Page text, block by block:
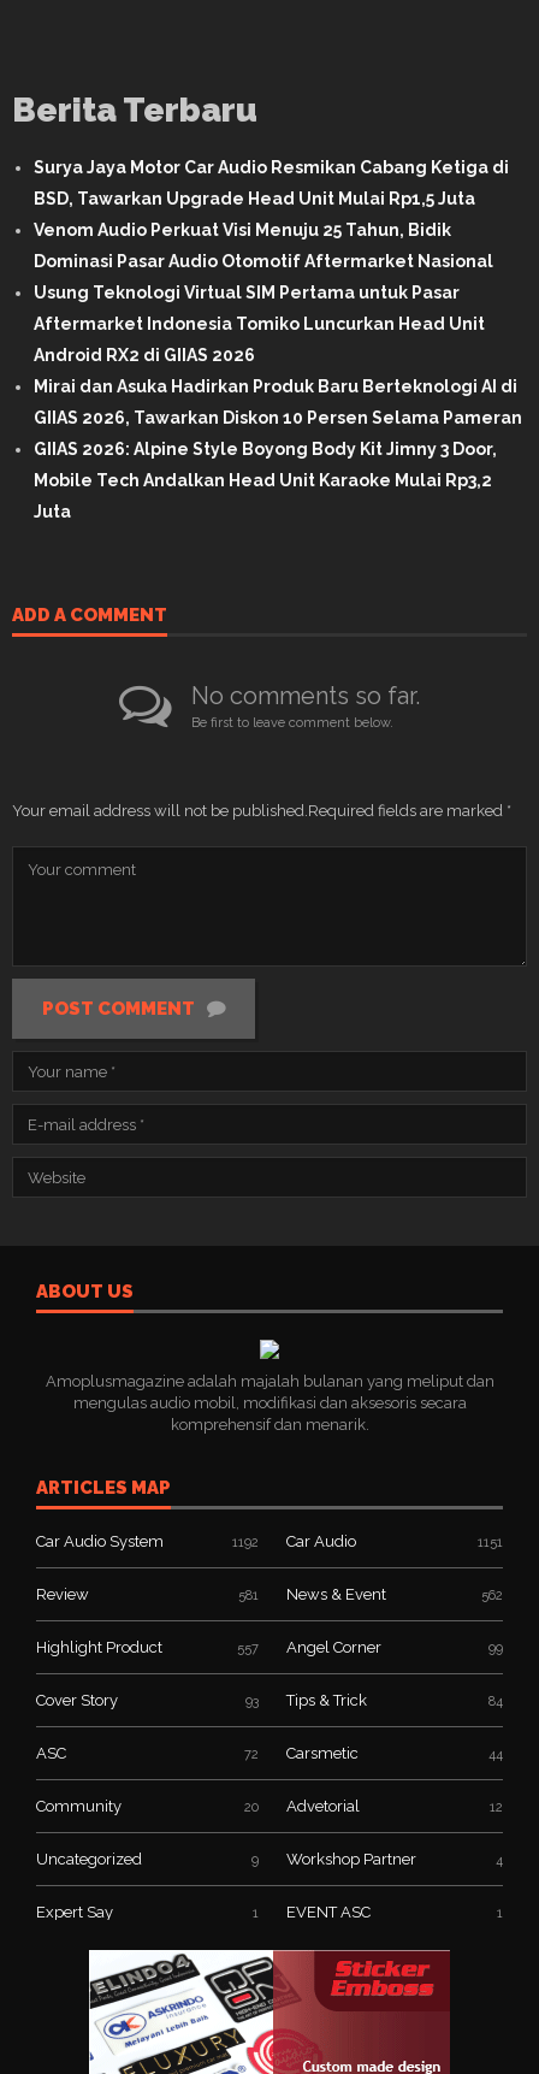
Berita Terbaru
Surya Jaya Motor Car Audio Resmikan Cabang Ketiga di
BSD, Tawarkan Upgrade Head Unit Mulai Rp1,5 Juta
Venom Audio Perkuat Visi Menuju 25 Tahun, Bidik
Dominasi Pasar Audio Otomotif Aftermarket Nasional
Usung Teknologi Virtual SIM Pertama untuk Pasar
Aftermarket Indonesia Tomiko Luncurkan Head Unit
Android RX2 di GIIAS 2026
Mirai dan Asuka Hadirkan Produk Baru Berteknologi AI di
GIIAS 2026, Tawarkan Diskon 10 Persen Selama Pameran
GIIAS 2026: Alpine Style Boyong Body Kit Jimny 3 Door,
Mobile Tech Andalkan Head Unit Karaoke Mulai Rp3,2
Juta
ADD A COMMENT
No comments so far.
Be first to leave comment below.
Your email address will not be published.Required fields are marked *
POST COMMENT
ABOUT US
Amoplusmagazine adalah majalah bulanan yang meliput dan
mengulas audio mobil, modifikasi dan aksesoris secara
komprehensif dan menarik.
ARTICLES MAP
Car Audio System 1192 Car Audio 1151
Review 581 News & Event 562
Highlight Product 557 Angel Corner 99
Cover Story 93 Tips & Trick 84
ASC 72 Carsmetic 44
Community 20 Advetorial 12
Uncategorized 9 Workshop Partner 4
Expert Say 1 EVENT ASC 1